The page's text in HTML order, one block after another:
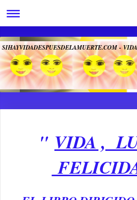
SIHAYVIDADESPUESDELAMUERTE.COM -
"VIDA, LUZ Y FELICIDAD-
" VIDA ,